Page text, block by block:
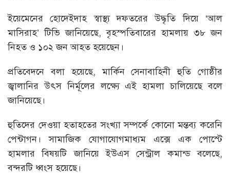
ইয়েমেনের হোদেইদাহ স্বাস্থ্য দফতরের উদ্ধৃতি দিয়ে ‘আল
মাসিরাহ’ টিভি জানিয়েছে, বৃহস্পতিবারের হামলায় ৩৮ জন
নিহত ও ১০২ জন আহত হয়েছেন।
প্রতিবেদনে বলা হয়েছে, মার্কিন সেনাবাহিনী হুতি গোষ্ঠীর
জ্বালানির উৎস নির্মূলের লক্ষ্যে এই হামলা চালিয়েছে বলে
জানিয়েছে।
হুতিদের দেওয়া হতাহতের সংখ্যা সম্পর্কে কোনো মন্তব্য করেনি
পেন্টাগন। সামাজিক যোগাযোগমাধ্যম এক্সে এক পোস্টে
হামলার বিষয়টি জানিয়ে ইউএস সেন্ট্রাল কমান্ড বলেছে,
বন্দরটি ধ্বংস হয়েছে।